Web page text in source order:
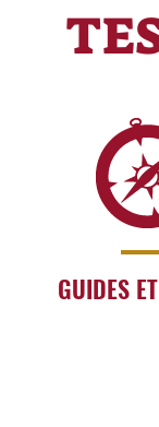
GUIDES